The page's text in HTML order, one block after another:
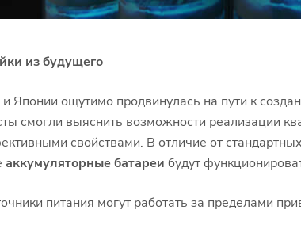
из будущего
Японии ощутимо продвинулась на пути к
смогли выяснить возможности реализации
свойствами. В отличие от
аккумуляторные батареи будут
питания могут работать за пределами